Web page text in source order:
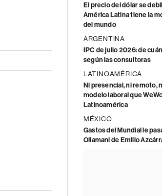
El precio del dólar se
América Latina tiene la
del mundo
ARGENTINA
IPC de julio 2026: de
según las consultoras
LATINOAMÉRICA
Ni presencial, ni remoto,
modelo laboral que
Latinoamérica
MÉXICO
Gastos del Mundial le
Ollamani de Emilio